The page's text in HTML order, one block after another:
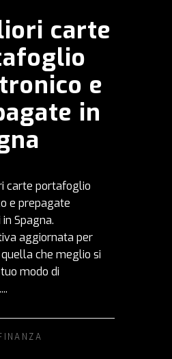
carte
e
in
carte portafoglio
e prepagate
Spagna.
aggiornata per
che meglio si
modo di